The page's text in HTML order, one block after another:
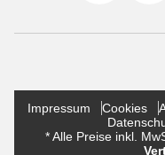
Impressum Cookies
* Alle Preise inkl.